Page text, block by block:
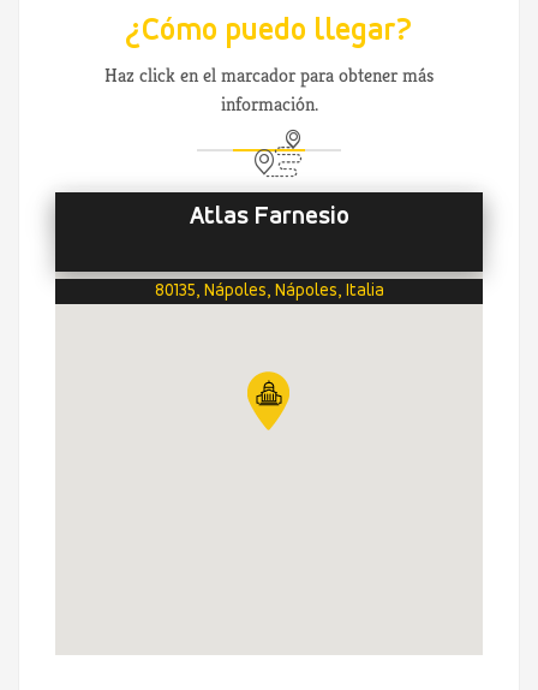
¿Cómo puedo llegar?
Haz click en el marcador para obtener más
información.
Atlas Farnesio
80135, Nápoles, Nápoles, Italia